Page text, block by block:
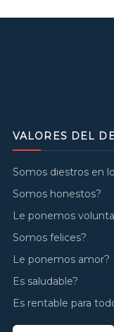
VALORES DEL
Somos diestros en
Somos honestos?
Le ponemos
Somos felices?
Le ponemos amor?
Es saludable?
Es rentable para